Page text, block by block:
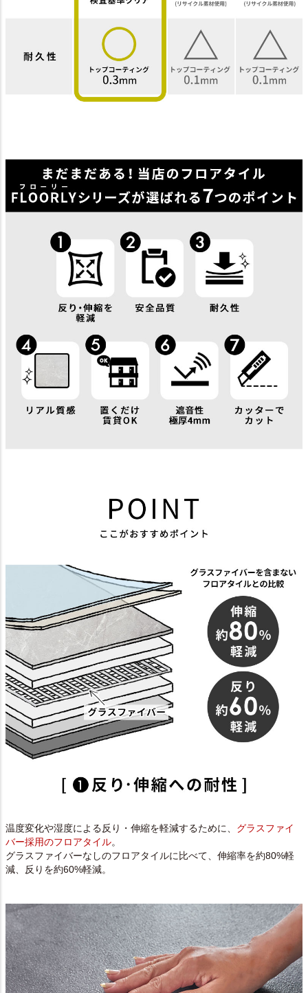
温度変化や湿度による反り・伸縮を軽減するために、 グラスファイ
バー採用のフロアタイル。
グラスファイバーなしのフロアタイルに比べて、伸縮率を約80%軽
減、反りを約60%軽減。